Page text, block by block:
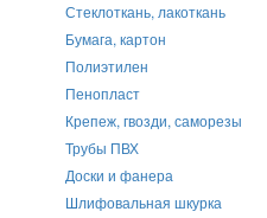
Стеклоткань, лакоткань
Бумага, картон
Полиэтилен
Пенопласт
Крепеж, гвозди, саморезы
Трубы ПВХ
Доски и фанера
Шлифовальная шкурка